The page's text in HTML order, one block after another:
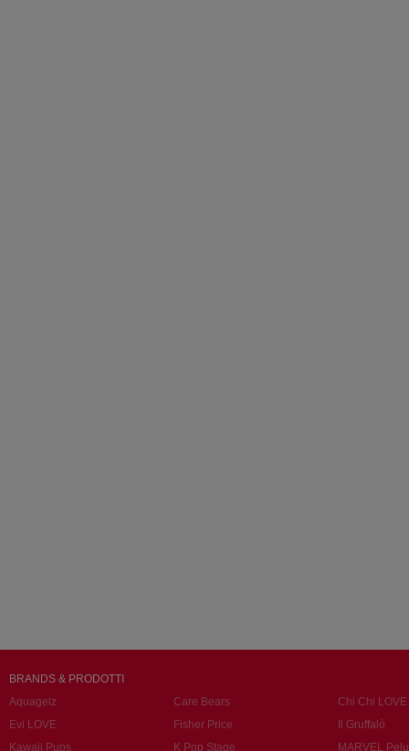
BRANDS & PRODOTTI
Aquagelz
Care Bears
Chi Chi LOVE
Evi LOVE
Fisher Price
Il Gruffalò
Kawaii Pups
K Pop Stage MARVEL